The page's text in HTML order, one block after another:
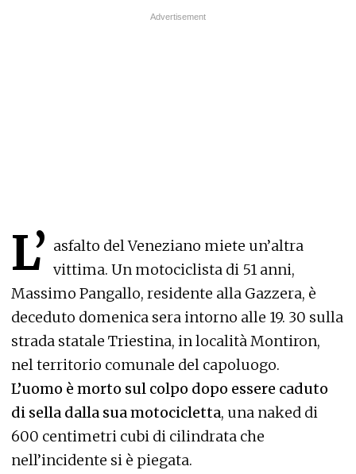
L’ asfalto del Veneziano miete un’altra
vittima. Un motociclista di 51 anni,
Massimo Pangallo, residente alla Gazzera, è
deceduto domenica sera intorno alle 19. 30 sulla
strada statale Triestina, in località Montiron,
nel territorio comunale del capoluogo.
L’uomo è morto sul colpo dopo essere caduto
di sella dalla sua motocicletta, una naked di
600 centimetri cubi di cilindrata che
nell’incidente si è piegata.